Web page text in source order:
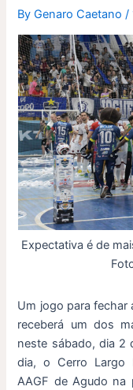
ByGenaro Caetano/
Expectativa é de
Um jogo para fechar
receberá um dos
neste sábado, dia 2
dia, o Cerro Largo
AAGF de Agudo na